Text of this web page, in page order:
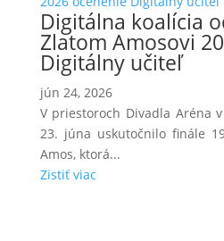
Digitálna koalícia
Zlatom Amosovi
Digitálny učiteľ
jún 24, 2026
V priestoroch Divadla Aréna
23. júna uskutočnilo finále
Amos, ktorá...
Zistiť viac